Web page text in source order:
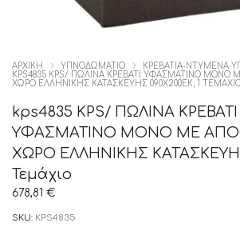
ΑΡΧΙΚΉ ΥΠΝΟΔΩΜΑΤΙΟ
ΚΡΕΒΑΤΙΑ-ΝΤΥΜΕΝΑ
KPS4835 KPS/ ΠΩΛΙΝΑ ΚΡΕΒΑΤΙ ΥΦΑΣΜΑΤΙΝΟ ΜΟΝΟ
ΧΩΡΟ ΕΛΛΗΝΙΚΗΣ ΚΑΤΑΣΚΕΥΗΣ 090Χ200ΕΚ, 1
kps4835 KPS/ ΠΩΛΙΝΑ ΚΡΕΒΑΤΙ
ΥΦΑΣΜΑΤΙΝΟ ΜΟΝΟ ΜΕ
ΧΩΡΟ ΕΛΛΗΝΙΚΗΣ
Τεμάχιο
678,81 €
SKU: KPS4835